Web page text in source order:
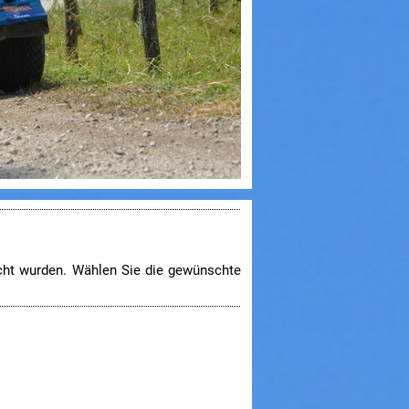
wurden. Wählen Sie die gewünschte